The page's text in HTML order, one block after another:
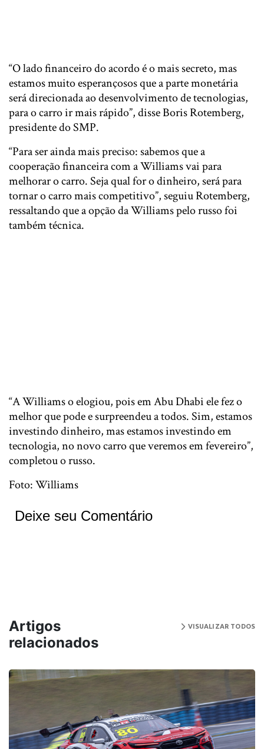
“O lado financeiro do acordo é o mais secreto, mas
estamos muito esperançosos que a parte monetária
será direcionada ao desenvolvimento de tecnologias,
para o carro ir mais rápido”, disse Boris Rotemberg,
presidente do SMP.
“Para ser ainda mais preciso: sabemos que a
cooperação financeira com a Williams vai para
melhorar o carro. Seja qual for o dinheiro, será para
tornar o carro mais competitivo”, seguiu Rotemberg,
ressaltando que a opção da Williams pelo russo foi
também técnica.
“A Williams o elogiou, pois em Abu Dhabi ele fez o
melhor que pode e surpreendeu a todos. Sim, estamos
investindo dinheiro, mas estamos investindo em
tecnologia, no novo carro que veremos em fevereiro”,
completou o russo.
Foto: Williams
Deixe seu Comentário
Artigos
relacionados
VISUALIZAR TODOS